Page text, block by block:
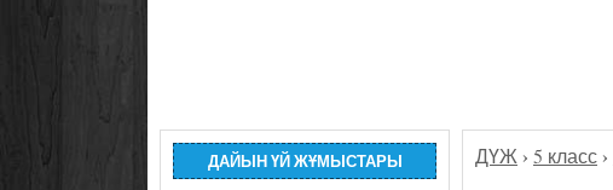
ДАЙЫН ҮЙ ЖҰМЫСТАРЫ ДҮЖ › 5 класс ›